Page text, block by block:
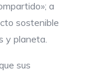
a
sostenible
y planeta.
sus